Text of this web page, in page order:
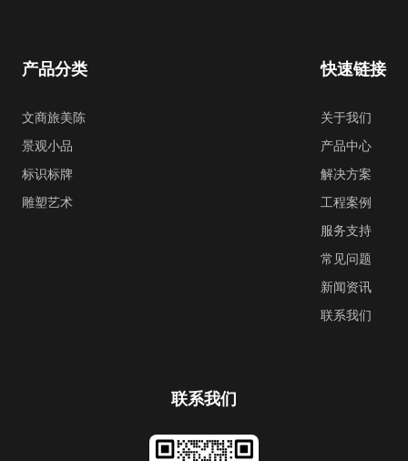
快速链接
关于我们
产品中心
解决方案
工程案例
服务支持
常见问题
新闻资讯
联系我们
产品分类
文商旅美陈
景观小品
标识标牌
雕塑艺术
联系我们